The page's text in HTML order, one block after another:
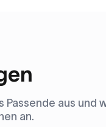
aus und
an.